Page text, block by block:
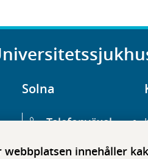
webbplatsen innehåller
Solna
Telefonväxel